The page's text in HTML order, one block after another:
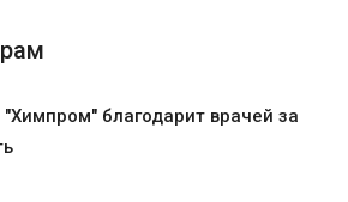
благодарит врачей за